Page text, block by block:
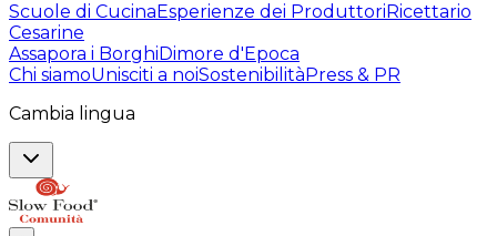
Scuole di CucinaEsperienze dei ProduttoriRicettario
Cesarine
Assapora i BorghiDimore d'Epoca
Chi siamoUnisciti a noiSostenibilitàPress & PR
Cambia lingua